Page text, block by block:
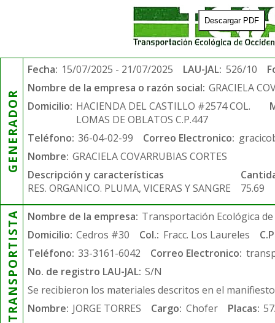
Descargar PDF
GENERADOR
Fecha: 15/07/2025 - 21/07/2025 LAU-JAL: 526/10
Nombre de la empresa o razón social: GRACIELA
Domicilio: HACIENDA DEL CASTILLO #2574 COL.
LOMAS DE OBLATOS C.P.447
Teléfono: 36-04-02-99 Correo Electronico:
Nombre: GRACIELA COVARRUBIAS CORTES
Descripción y características
RES. ORGANICO. PLUMA, VICERAS Y SANGRE
75.69
TRANSPORTISTA Nombre de la empresa: Transportación Ecológica de
Domicilio: Cedros #30 Col.: Fracc. Los Laureles
Teléfono: 33-3161-6042 Correo Electronico:
No. de registro LAU-JAL: S/N
Se recibieron los materiales descritos en el
Nombre: JORGE TORRES Cargo: Chofer Placas: